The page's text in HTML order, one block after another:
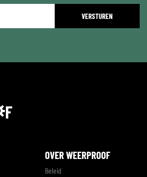
OVER WEERPROOF
Beleid